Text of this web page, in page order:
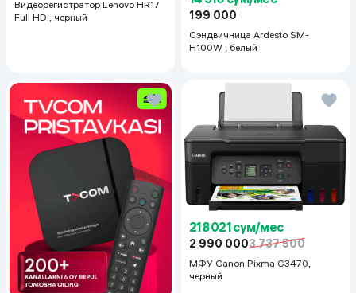
Видеорегистратор Lenovo HR17
Full HD , черный
199 000
Сэндвичница Ardesto SM-
H100W , белый
218 021 сум/мес
2 990 0003 737 500
МФУ Canon Pixma G3470,
черный